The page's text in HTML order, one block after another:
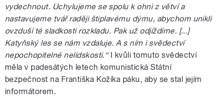
vydechnout. Uchylujeme se spolu k ohni z větví a
nastavujeme tvář raději štiplavému dýmu, abychom unikli
ovzduší té sladkosti rozkladu. Pak už odjíždíme. [...]
Katyňský les se nám vzdaluje. A s ním i svědectví
nepochopitelné nelidskosti.“ I kvůli tomuto svědectví
měla v padesátých letech komunistická Státní
bezpečnost na Františka Kožíka páku, aby se stal jejím
informátorem.